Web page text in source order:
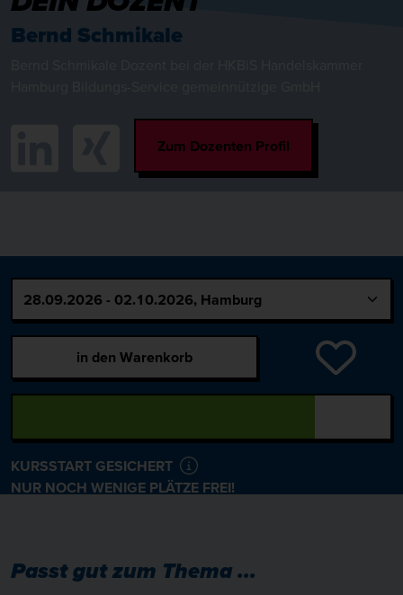
Bernd Schmikale
Zum Dozenten Profil
in den Warenkorb
KURSSTART GESICHERT
NUR NOCH WENIGE PLÄTZE FREI!
Passt gut zum Thema ...